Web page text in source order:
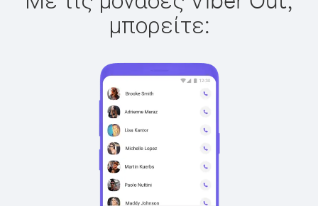
μπορείτε: